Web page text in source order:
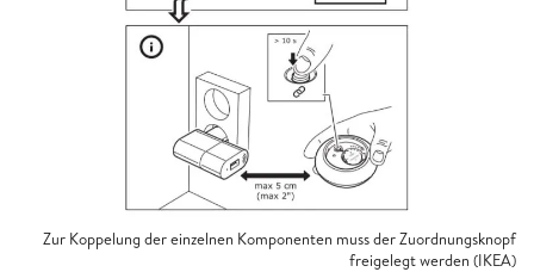
Zur Koppelung der einzelnen Komponenten muss der Zuordnungsknopf
freigelegt werden (IKEA)